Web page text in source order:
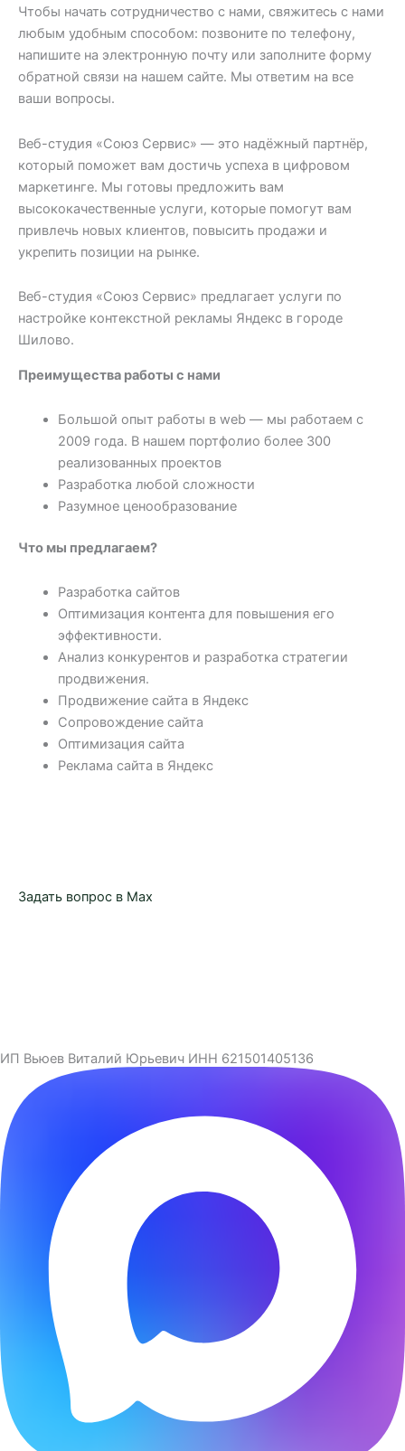
Чтобы начать сотрудничество с нами, свяжитесь с нами
любым удобным способом: позвоните по телефону,
напишите на электронную почту или заполните форму
обратной связи на нашем сайте. Мы ответим на все
ваши вопросы.
Веб-студия «Союз Сервис» — это надёжный партнёр,
который поможет вам достичь успеха в цифровом
маркетинге. Мы готовы предложить вам
высококачественные услуги, которые помогут вам
привлечь новых клиентов, повысить продажи и
укрепить позиции на рынке.
Веб-студия «Союз Сервис» предлагает услуги по
настройке контекстной рекламы Яндекс в городе
Шилово.
Преимущества работы с нами
Большой опыт работы в web — мы работаем с
2009 года. В нашем портфолио более 300
реализованных проектов
Разработка любой сложности
Разумное ценообразование
Что мы предлагаем?
Разработка сайтов
Оптимизация контента для повышения его
эффективности.
Анализ конкурентов и разработка стратегии
продвижения.
Продвижение сайта в Яндекс
Сопровождение сайта
Оптимизация сайта
Реклама сайта в Яндекс
Задать вопрос в Max
ИП Вьюев Виталий Юрьевич ИНН 621501405136